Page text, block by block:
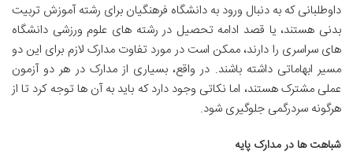
داوطلبانی که به دنبال ورود به دانشگاه فرهنگیان برای رشته آموزش تربیت
بدنی هستند، یا قصد ادامه تحصیل در رشته های علوم ورزشی دانشگاه
های سراسری را دارند، ممکن است در مورد تفاوت مدارک لازم برای این دو
مسیر ابهاماتی داشته باشند. در واقع، بسیاری از مدارک در هر دو آزمون
عملی مشترک هستند، اما نکاتی وجود دارد که باید به آن ها توجه کرد تا از
هرگونه سردرگمی جلوگیری شود.
شباهت ها در مدارک پایه